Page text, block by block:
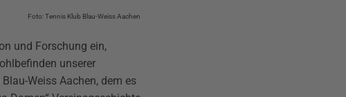
Foto: Tennis Klub Blau-Weiss Aachen
und Forschung ein,
unserer
Weiss Aachen, dem es